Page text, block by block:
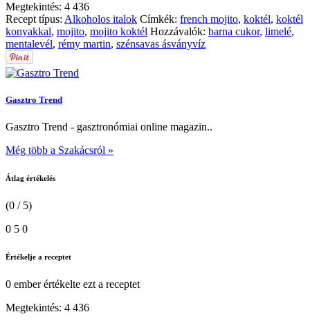
Megtekintés: 4 436
Recept típus: Alkoholos italok Címkék: french mojito, koktél, koktél
konyakkal, mojito, mojito koktél Hozzávalók: barna cukor, limelé,
mentalevél, rémy martin, szénsavas ásványvíz
Gasztro Trend
Gasztro Trend - gasztronómiai online magazin..
Még több a Szakácsról »
Átlag értékelés
(0 / 5)
0 5 0
Értékelje a receptet
0 emberértékelte ezt a receptet
Megtekintés: 4 436